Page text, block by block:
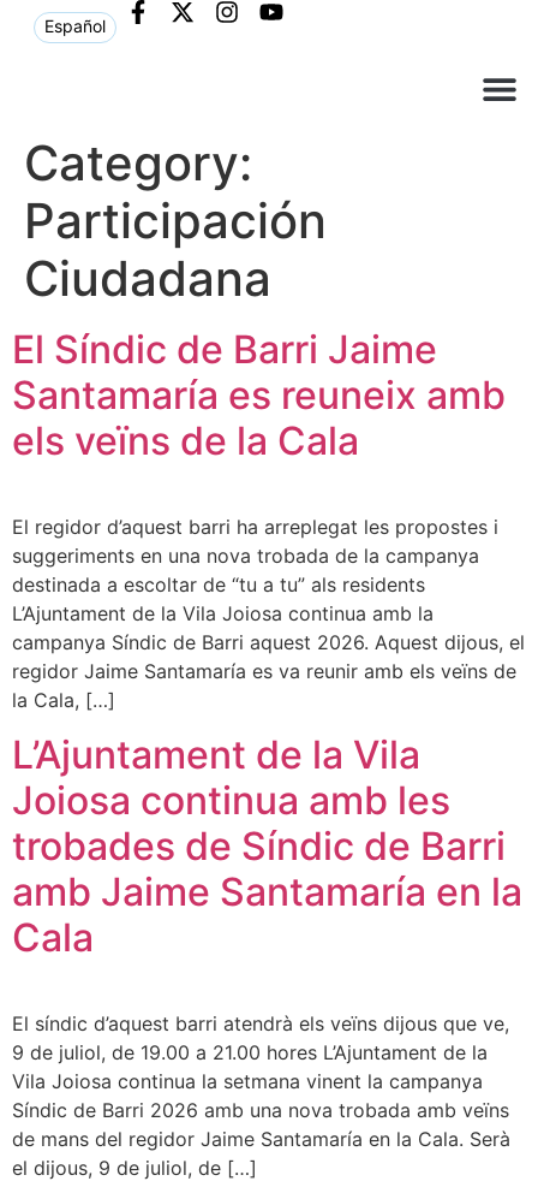
Español
Category:
Participación
Ciudadana
El Síndic de Barri Jaime
Santamaría es reuneix amb
els veïns de la Cala
El regidor d’aquest barri ha arreplegat les propostes i
suggeriments en una nova trobada de la campanya
destinada a escoltar de “tu a tu” als residents
L’Ajuntament de la Vila Joiosa continua amb la
campanya Síndic de Barri aquest 2026. Aquest dijous, el
regidor Jaime Santamaría es va reunir amb els veïns de
la Cala, […]
L’Ajuntament de la Vila
Joiosa continua amb les
trobades de Síndic de Barri
amb Jaime Santamaría en la
Cala
El síndic d’aquest barri atendrà els veïns dijous que ve,
9 de juliol, de 19.00 a 21.00 hores L’Ajuntament de la
Vila Joiosa continua la setmana vinent la campanya
Síndic de Barri 2026 amb una nova trobada amb veïns
de mans del regidor Jaime Santamaría en la Cala. Serà
el dijous, 9 de juliol, de […]